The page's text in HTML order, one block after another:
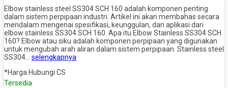
Elbow stainless steel SS304 SCH 160 adalah komponen penting
dalam sistem perpipaan industri. Artikel ini akan membahas secara
mendalam mengenai spesifikasi, keunggulan, dan aplikasi dari
elbow stainless SS304 SCH 160. Apa itu Elbow Stainless SS304 SCH
160? Elbow atau siku adalah komponen perpipaan yang digunakan
untuk mengubah arah aliran dalam sistem perpipaan. Stainless steel
SS304… selengkapnya
*Harga Hubungi CS
Tersedia